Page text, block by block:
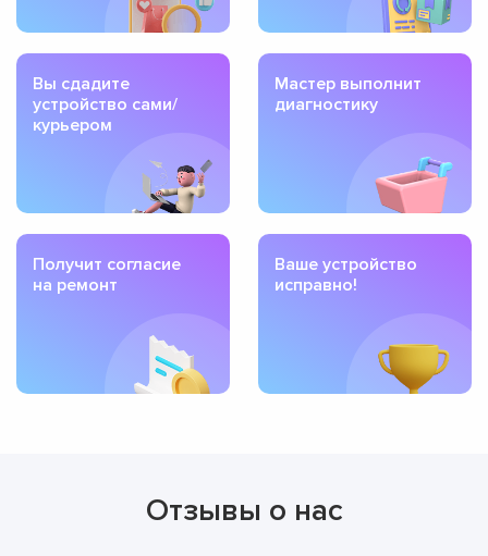
Вы сдадите
устройство сами/
курьером
Мастер выполнит
диагностику
Получит согласие
на ремонт
Ваше устройство
исправно!
Отзывы о нас